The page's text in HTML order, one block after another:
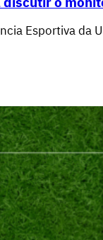
Esportiva da